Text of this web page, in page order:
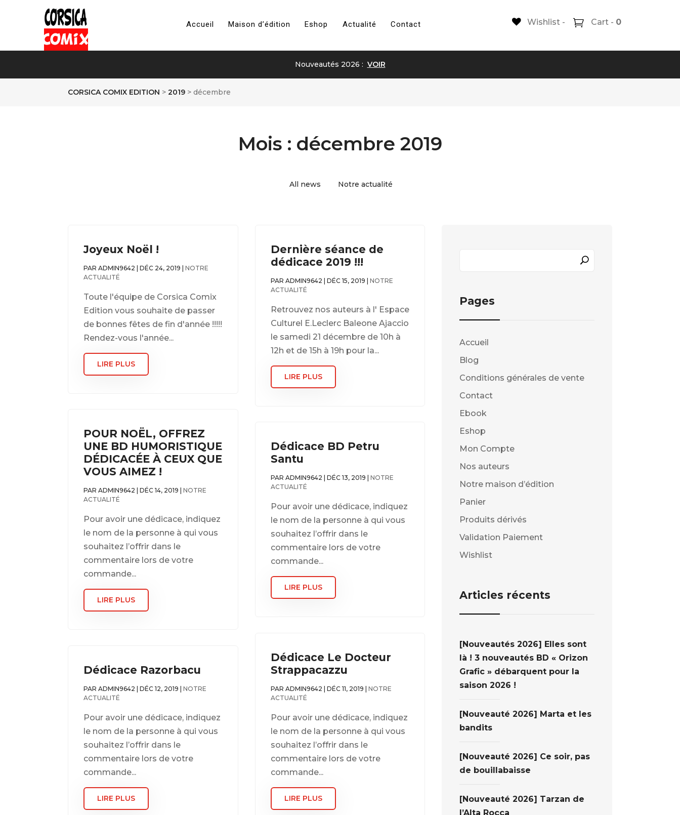
Accueil Maison d’édition Eshop Actualité Contact Wishlist - Cart - 0
Nouveautés 2026 : VOIR
CORSICA COMIX EDITION >2019 >décembre
Mois : décembre 2019
All news Notre actualité
Joyeux Noël !
PARADMIN9642 |DÉC 24, 2019 |NOTRE
ACTUALITÉ
Toute l'équipe de Corsica Comix
Edition vous souhaite de passer
de bonnes fêtes de fin d'année !!!!!
Rendez-vous l'année...
LIRE PLUS
POUR NOËL, OFFREZ
UNE BD HUMORISTIQUE
DÉDICACÉE À CEUX QUE
VOUS AIMEZ !
PARADMIN9642 |DÉC 14, 2019 |NOTRE
ACTUALITÉ
Pour avoir une dédicace, indiquez
le nom de la personne à qui vous
souhaitez l’offrir dans le
commentaire lors de votre
commande...
LIRE PLUS
Dédicace Razorbacu
PARADMIN9642 |DÉC 12, 2019 |NOTRE
ACTUALITÉ
Pour avoir une dédicace, indiquez
le nom de la personne à qui vous
souhaitez l’offrir dans le
commentaire lors de votre
commande...
LIRE PLUS
Dernière séance de
dédicace 2019 !!!
PAR ADMIN9642 | DÉC 15, 2019 | NOTRE
ACTUALITÉ
Retrouvez nos auteurs à l' Espace
Culturel E.Leclerc Baleone Ajaccio
le samedi 21 décembre de 10h à
12h et de 15h à 19h pour la...
LIRE PLUS
Dédicace BD Petru
Santu
PAR ADMIN9642 DÉC 13, 2019
NOTRE
ACTUALITÉ
Pour avoir une dédicace, indiquez
le nom de la personne à qui vous
souhaitez l’offrir dans le
commentaire lors de votre
commande...
LIRE PLUS
Dédicace Le Docteur
Strappacazzu
PAR ADMIN9642 DÉC 11, 2019
NOTRE
ACTUALITÉ
Pour avoir une dédicace, indiquez
le nom de la personne à qui vous
souhaitez l’offrir dans le
commentaire lors de votre
commande...
LIRE PLUS
Pages
Accueil
Blog
Conditions générales de vente
Contact
Ebook
Eshop
Mon Compte
Nos auteurs
Notre maison d’édition
Panier
Produits dérivés
Validation Paiement
Wishlist
Articles récents
[Nouveautés 2026] Elles sont
là ! 3 nouveautés BD « Orizon
Grafic » débarquent pour la
saison 2026 !
[Nouveauté 2026] Marta et les
bandits
[Nouveauté 2026] Ce soir, pas
de bouillabaisse
[Nouveauté 2026] Tarzan de
l’Alta Rocca